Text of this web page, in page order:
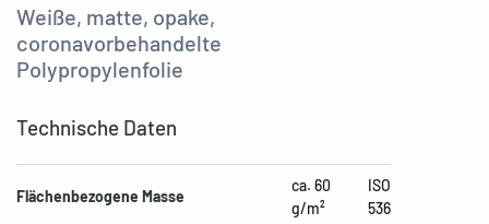
Weiße, matte, opake,
coronavorbehandelte
Polypropylenfolie
Technische Daten
Flächenbezogene Masse
ca. 60
g/m²
ISO
536